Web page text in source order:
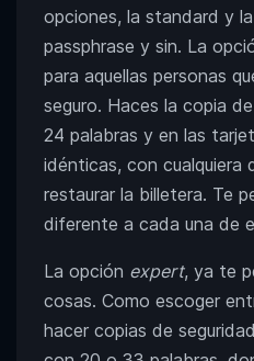
opciones, la standard y
passphrase y sin. La
para aquellas personas
seguro. Haces la copia
24 palabras y en las
idénticas, con cualquiera
restaurar la billetera. Te
diferente a cada una de
La opción expert, ya te
cosas. Como escoger
hacer copias de